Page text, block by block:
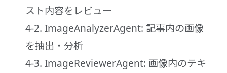
スト内容をレビュー
4-2. ImageAnalyzerAgent: 記事内の画像
を抽出・分析
4-3. ImageReviewerAgent: 画像内のテキ